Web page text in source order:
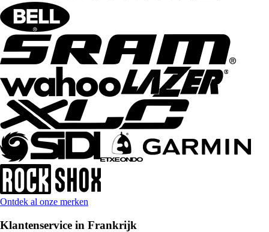
Ontdek al onze merken
Klantenservice in Frankrijk